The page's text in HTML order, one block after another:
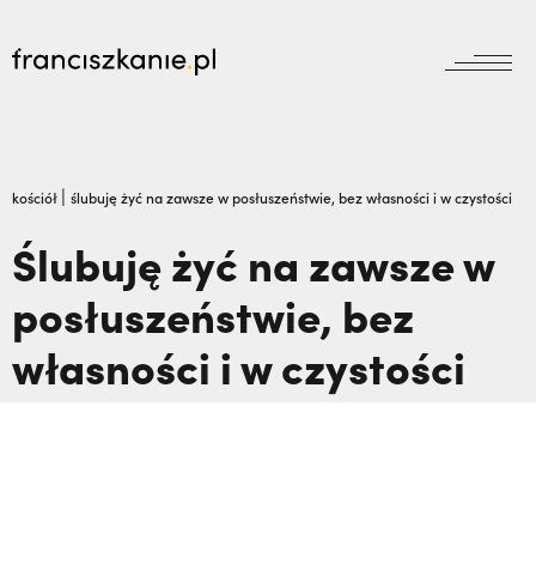
jubileusz
odpust
wydarzenia
dokumenty
prowincja
wydarzenia
prowincja
powołanie
zakon
bracia mniejsi
księgarnia
Wyszukiwarka
kościół | ślubuję żyć na zawsze w posłuszeństwie, bez własności i w czystości
Ślubuję żyć na zawsze w
posłuszeństwie, bez
własności i w czystości